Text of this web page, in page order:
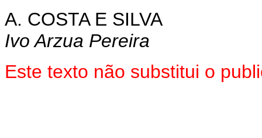
A. COSTA E SILVA
Ivo Arzua Pereira
Este texto não substitui o